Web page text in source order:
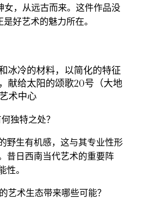
女，从远古而来。这件作品没
好艺术的魅力所在。
冰冷的材料，以简化的特征
献给太阳的颂歌20号（大地
术中心
独特之处？
野生有机感，这与其专业性形
昔日西南当代艺术的重要阵
。
艺术生态带来哪些可能？